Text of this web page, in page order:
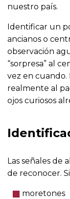
nuestro país.
Identificar un
ancianos o
observación
“sorpresa” al
vez en cuando.
realmente al
ojos curiosos
Las señales de
de reconocer.
moretones